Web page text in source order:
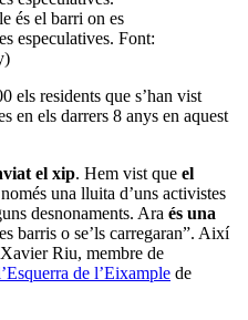
és el barri on es
especulatives. Font:
els residents que s’han vist
en els darrers 8 anys en aquest
el xip. Hem vist que el
una lluita d’uns activistes
desnonaments. Ara és una
barris o se’ls carregaran”. Així
Riu, membre de
de l’Eixample de